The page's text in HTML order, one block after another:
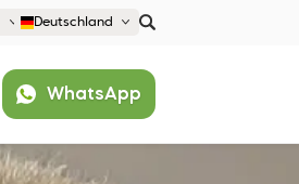
Deutschland
WhatsApp